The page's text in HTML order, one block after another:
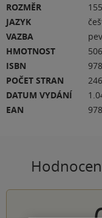
ROZMĚR
JAZYK
VAZBA
HMOTNOST
ISBN
POČET STRAN
246
DATUM VYDÁNÍ
EAN